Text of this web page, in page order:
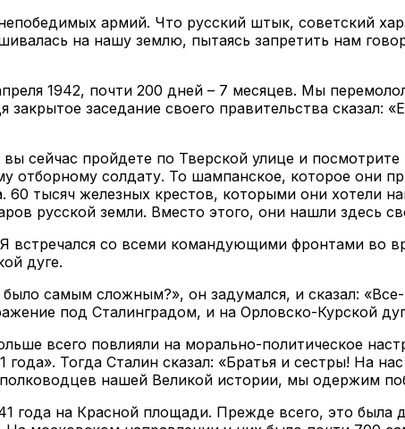
армий. Что русский штык, советский
на нашу землю, пытаясь запретить нам
1942, почти 200 дней – 7 месяцев. Мы
заседание своего правительства сказал:
сейчас пройдете по Тверской улице и
отборному солдату. То шампанское, которое они
тысяч железных крестов, которыми они хотели
русской земли. Вместо этого, они нашли здесь
встречался со всеми командующими фронтами во
дуге.
самым сложным?», он задумался, и сказал:
под Сталинградом, и на Орловско-Курской
всего повлияли на морально-политическое
Тогда Сталин сказал: «Братья и сестры! На
нашей Великой истории, мы одержим
года на Красной площади. Прежде всего, это